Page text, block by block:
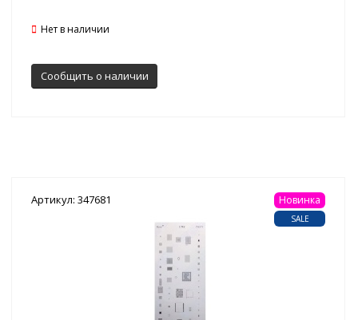
Нет в наличии
Сообщить о наличии
Артикул: 347681 Новинка
SALE